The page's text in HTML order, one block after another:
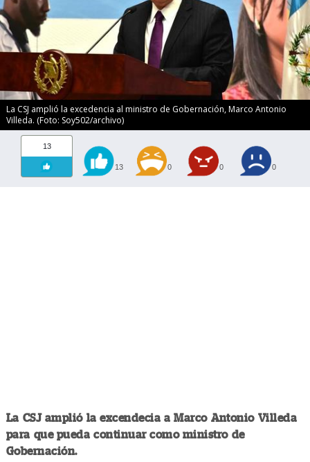
La CSJ amplió la excedencia al ministro de Gobernación, Marco Antonio
Villeda. (Foto: Soy502/archivo)
13
13 0 0 0
La CSJ amplió la excendecia a Marco Antonio Villeda
para que pueda continuar como ministro de
Gobernación.